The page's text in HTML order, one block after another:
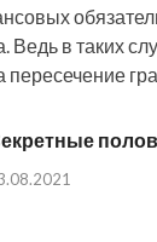
Ведь в таких
пересечение